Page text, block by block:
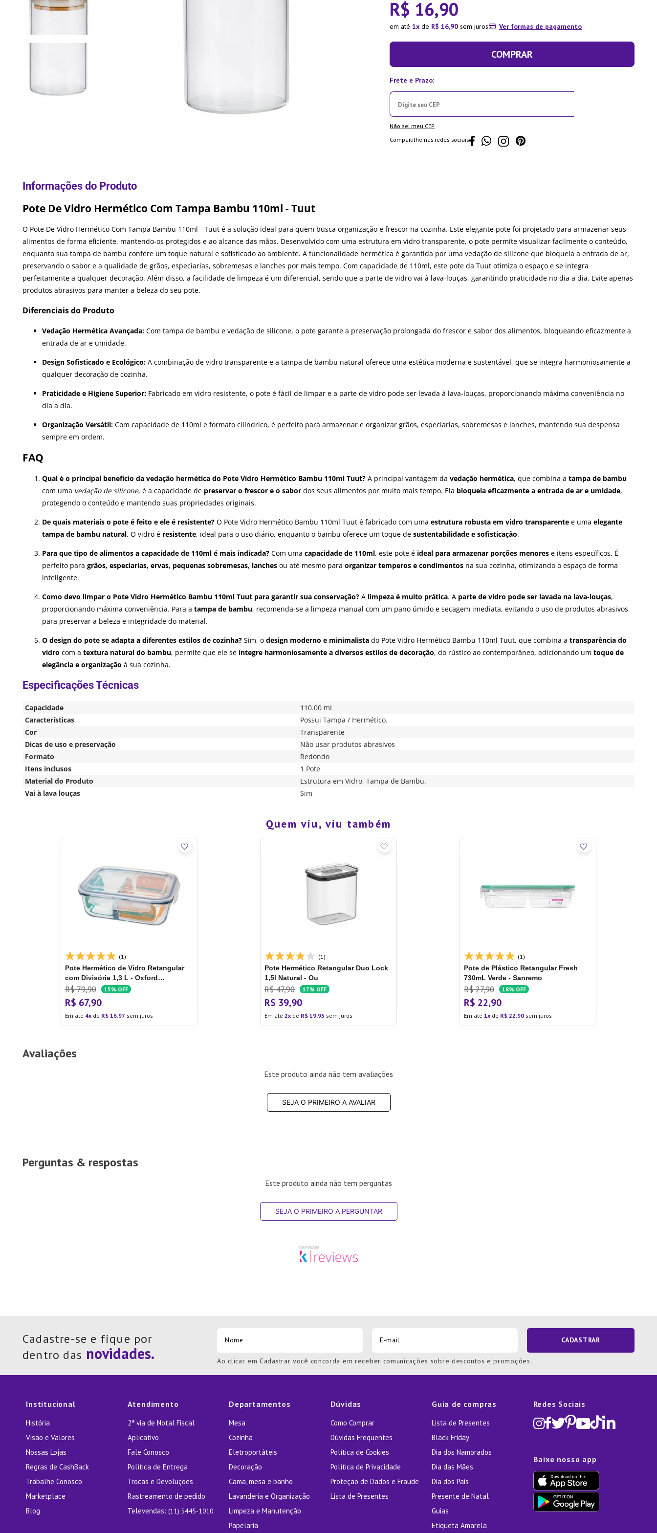
R$ 16,90
em até1 de R$ 16,90 sem juros Ver formas de pagamento
COMPRAR
Não sei meu CEP
Compartilhe nas redes sociais
Pote De Vidro Hermético Com Tampa Bambu 110ml - Tuut
O Pote De Vidro Hermético Com Tampa Bambu 110ml - Tuut é a solução ideal para quem busca organização e frescor na cozinha. Este elegante pote foi projetado para armazenar seus
alimentos de forma eficiente, mantendo-os protegidos e ao alcance das mãos. Desenvolvido com uma estrutura em vidro transparente, o pote permite visualizar facilmente o conteúdo,
enquanto sua tampa de bambu confere um toque natural e sofisticado ao ambiente. A funcionalidade hermética é garantida por uma vedação de silicone que bloqueia a entrada de ar,
preservando o sabor e a qualidade de grãos, especiarias, sobremesas e lanches por mais tempo. Com capacidade de 110ml, este pote da Tuut otimiza o espaço e se integra
perfeitamente a qualquer decoração. Além disso, a facilidade de limpeza é um diferencial, sendo que a parte de vidro vai à lava-louças, garantindo praticidade no dia a dia. Evite apenas
produtos abrasivos para manter a beleza do seu pote.
Diferenciais do Produto
Vedação Hermética Avançada: Com tampa de bambu e vedação de silicone, o pote garante a preservação prolongada do frescor e sabor dos alimentos, bloqueando eficazmente a
entrada de ar e umidade.
Design Sofisticado e Ecológico: A combinação de vidro transparente e a tampa de bambu natural oferece uma estética moderna e sustentável, que se integra harmoniosamente a
qualquer decoração de cozinha.
Praticidade e Higiene Superior: Fabricado em vidro resistente, o pote é fácil de limpar e a parte de vidro pode ser levada à lava-louças, proporcionando máxima conveniência no
dia a dia.
Organização Versátil: Com capacidade de 110ml e formato cilíndrico, é perfeito para armazenar e organizar grãos, especiarias, sobremesas e lanches, mantendo sua despensa
sempre em ordem.
FAQ
Qual é o principal benefício da vedação hermética do Pote Vidro Hermético Bambu 110ml Tuut? A principal vantagem da vedação hermética, que combina a tampa de bambu
com uma vedação de silicone, é a capacidade de preservar o frescor e o sabor dos seus alimentos por muito mais tempo. Ela bloqueia eficazmente a entrada de ar e umidade,
protegendo o conteúdo e mantendo suas propriedades originais.
De quais materiais o pote é feito e ele é resistente? O Pote Vidro Hermético Bambu 110ml Tuut é fabricado com uma estrutura robusta em vidro transparente e uma elegante
tampa de bambu natural. O vidro é resistente, ideal para o uso diário, enquanto o bambu oferece um toque de sustentabilidade e sofisticação.
Para que tipo de alimentos a capacidade de 110ml é mais indicada? Com uma capacidade de 110ml, este pote é ideal para armazenar porções menores e itens específicos. É
perfeito para grãos, especiarias, ervas, pequenas sobremesas, lanches ou até mesmo para organizar temperos e condimentos na sua cozinha, otimizando o espaço de forma
inteligente.
Como devo limpar o Pote Vidro Hermético Bambu 110ml Tuut para garantir sua conservação? A limpeza é muito prática. A parte de vidro pode ser lavada na lava-louças,
proporcionando máxima conveniência. Para a tampa de bambu, recomenda-se a limpeza manual com um pano úmido e secagem imediata, evitando o uso de produtos abrasivos
para preservar a beleza e integridade do material.
O design do pote se adapta a diferentes estilos de cozinha? Sim, o design moderno e minimalista do Pote Vidro Hermético Bambu 110ml Tuut, que combina a transparência do
vidro com a textura natural do bambu, permite que ele se integre harmoniosamente a diversos estilos de decoração, do rústico ao contemporâneo, adicionando um toque de
elegância e organização à sua cozinha.
Capacidade
110.00 mL
Características
Possui Tampa / Hermético.
Cor
Transparente
Dicas de uso e preservação
Não usar produtos abrasivos
Formato
Redondo
Itens inclusos
1 Pote
Material do Produto
Estrutura em Vidro, Tampa de Bambu.
Vai à lava louças
Sim
Quem viu, viu também
(1)
Pote Hermético de Vidro Retangular
com Divisória 1,3 L - Oxford
Porcelanas
R$ 79,90 15% OFF
R$ 67,90
Em até 4 de R$ 16,97 sem juros
(1)
Pote Hermético Retangular Duo Lock
1,5l Natural - Ou
R$ 47,90 17% OFF
R$ 39,90
Em até 2 de R$ 19,95 sem juros
(1)
Pote de Plástico Retangular Fresh
730mL Verde - Sanremo
R$ 27,90 18% OFF
R$ 22,90
Em até 1 de R$ 22,90 sem juros
Avaliações
Este produto ainda não tem avaliações
SEJA O PRIMEIRO A AVALIAR
Perguntas & respostas
Este produto ainda não tem perguntas
SEJA O PRIMEIRO A PERGUNTAR
Cadastre-se e fique por
dentro das
CADASTRAR
Ao clicar em Cadastrar você concorda em receber comunicações sobre descontos e promoções.
Institucional
História
Visão e Valores
Nossas Lojas
Regras de CashBack
Trabalhe Conosco
Marketplace
Blog
Atendimento
2ª via de Notal Fiscal
Aplicativo
Fale Conosco
Política de Entrega
Trocas e Devoluções
Rastreamento de pedido
Televendas: (11) 5445-1010
Departamentos
Mesa
Cozinha
Eletroportáteis
Decoração
Cama, mesa e banho
Lavanderia e Organização
Limpeza e Manutenção
Papelaria
Dúvidas
Como Comprar
Dúvidas Frequentes
Política de Cookies
Política de Privacidade
Proteção de Dados e Fraude
Lista de Presentes
Guia de compras
Lista de Presentes
Black Friday
Dia dos Namorados
Dia das Mães
Dia dos Pais
Presente de Natal
Guias
Etiqueta Amarela
Redes Sociais
Baixe nosso app